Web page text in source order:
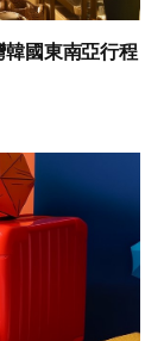
國東南亞行程